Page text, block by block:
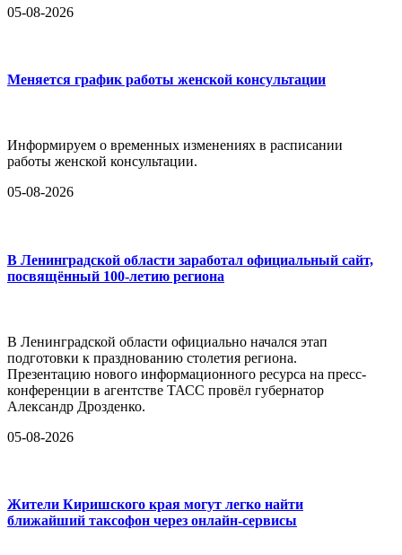
05-08-2026
Меняется график работы женской консультации
Информируем о временных изменениях в расписании
работы женской консультации.
05-08-2026
В Ленинградской области заработал официальный сайт,
посвящённый 100-летию региона
В Ленинградской области официально начался этап
подготовки к празднованию столетия региона.
Презентацию нового информационного ресурса на пресс-
конференции в агентстве ТАСС провёл губернатор
Александр Дрозденко.
05-08-2026
Жители Киришского края могут легко найти
ближайший таксофон через онлайн-сервисы